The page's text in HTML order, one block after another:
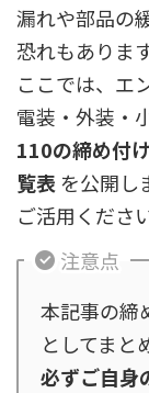
漏れや部品の
恐れもあります
ここでは、エ
電装・外装・
110の締め付
覧表 を公開し
ご活用くださ
注意点
本記事の締
としてまと
必ずご自身